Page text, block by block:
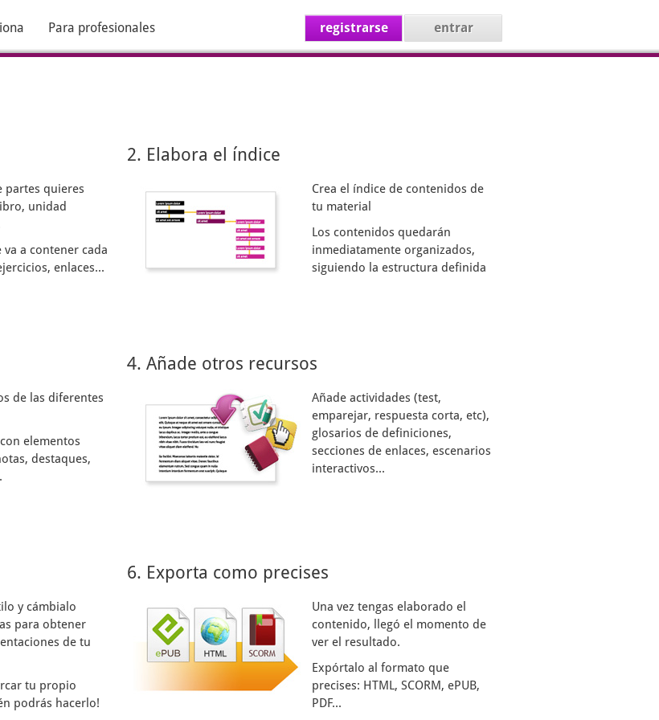
Para profesionales registrarse entrar
partes quieres
unidad
va a contener cada
enlaces...
2. Elabora el índice
Crea el índice de contenidos de
tu material
Los contenidos quedarán
inmediatamente organizados,
siguiendo la estructura definida
de las diferentes
elementos
destaques,
4. Añade otros recursos
Añade actividades (test,
emparejar, respuesta corta, etc),
glosarios de definiciones,
secciones de enlaces, escenarios
interactivos...
y cámbialo
para obtener
de tu
tu propio
podrás hacerlo!
6. Exporta como precises
Una vez tengas elaborado el
contenido, llegó el momento de
ver el resultado.
Expórtalo al formato que
precises: HTML, SCORM, ePUB,
PDF...